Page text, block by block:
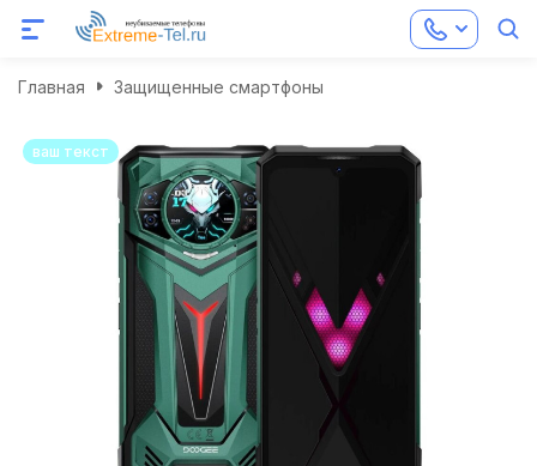
Главная Защищенные смартфоны
ваш текст